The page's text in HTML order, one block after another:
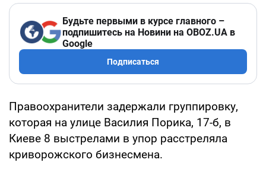
Будьте первыми в курсе главного –
подпишитесь на Новини на OBOZ.UA в
Google
Подписаться
Правоохранители задержали группировку,
которая на улице Василия Порика, 17-б, в
Киеве 8 выстрелами в упор расстреляла
криворожского бизнесмена.